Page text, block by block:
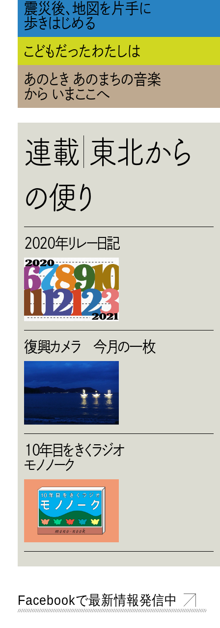
震災後、地図を片手に
歩きはじめる
こどもだったわたしは
あのとき あのまちの音楽
から いまここへ
連載 東北から
の便り
2020年リレー日記
復興カメラ 今月の一枚
10年目をきくラジオ
モノノーク
Facebookで最新情報発信中